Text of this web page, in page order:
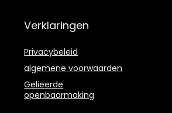
Verklaringen
Privacybeleid
algemene voorwaarden
Gelieerde
openbaarmaking